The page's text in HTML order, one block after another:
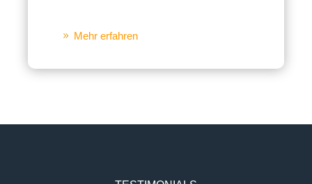
Mehr erfahren